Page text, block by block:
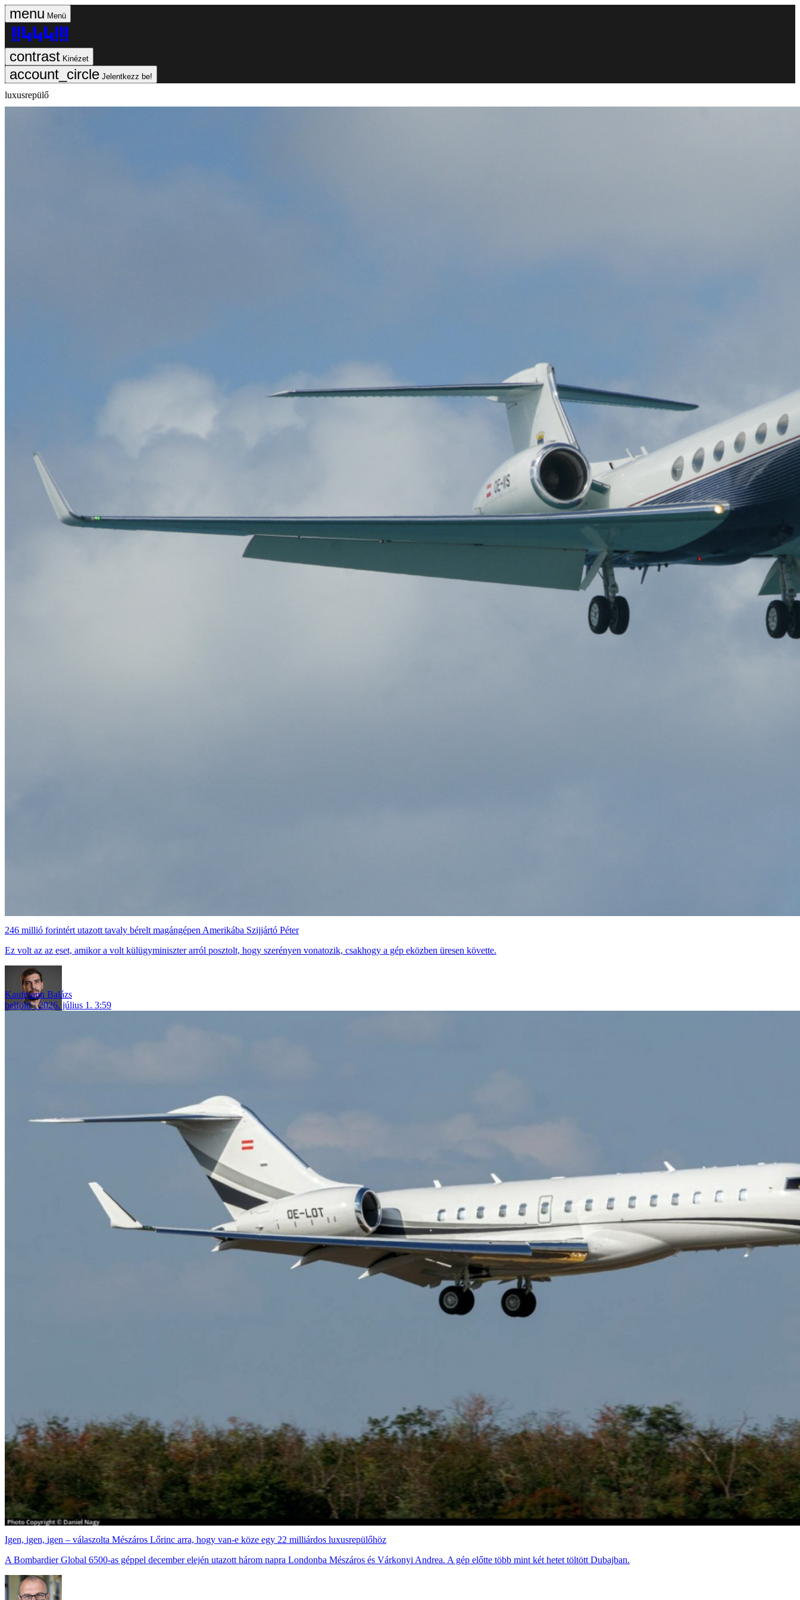
Menü
Kinézet
Jelentkezz be!
luxusrepülő
246 millió forintért utazott tavaly bérelt magángépen Amerikába Szijjártó Péter
Ez volt az az eset, amikor a volt külügyminiszter arról posztolt, hogy szerényen vonatozik, csakhogy a gép eközben üresen követte.
Kaufmann Balázs
belföld
2026. július 1. 3:59
Igen, igen, igen – válaszolta Mészáros Lőrinc arra, hogy van-e köze egy 22 milliárdos luxusrepülőhöz
A Bombardier Global 6500-as géppel december elején utazott három napra Londonba Mészáros és Várkonyi Andrea. A gép előtte több mint két hetet töltött Dubajban.